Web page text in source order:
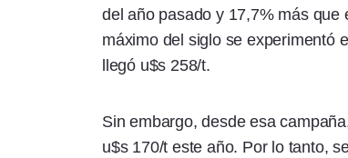
del año pasado y 17,7% más que
máximo del siglo se experimentó
llegó u$s 258/t.
Sin embargo, desde esa
u$s 170/t este año. Por lo tanto,